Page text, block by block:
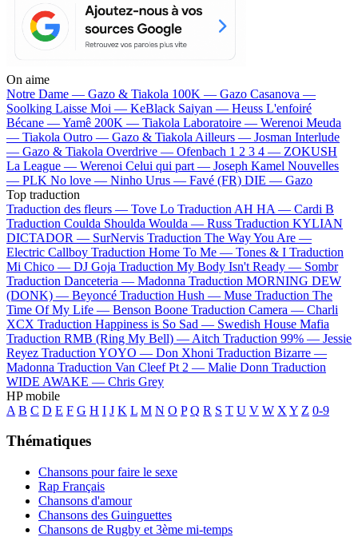
On aime
Notre Dame — Gazo & Tiakola 100K — Gazo Casanova —
Soolking Laisse Moi — KeBlack Saiyan — Heuss L'enfoiré
Bécane —Yamê 200K — Tiakola Laboratoire — Werenoi Meuda
— Tiakola Outro — Gazo & Tiakola Ailleurs — Josman Interlude
— Gazo & Tiakola Overdrive — Ofenbach 1 2 3 4 — ZOKUSH
La League — Werenoi Celui qui part — Joseph Kamel Nouvelles
— PLK No love — Ninho Urus — Favé (FR) DIE — Gazo
Top traduction
Traduction des fleurs — Tove Lo Traduction AH HA — Cardi B
Traduction Coulda Shoulda Woulda — Russ Traduction KYLIAN
DICTADOR — SurNervis Traduction The Way You Are —
Electric Callboy Traduction Home To Me — Tones & I Traduction
Mi Chico — DJ Goja Traduction My Body Isn't Ready — Sombr
Traduction Danceteria — Madonna Traduction MORNING DEW
(DONK) — Beyoncé Traduction Hush — Muse Traduction The
Time Of My Life — Benson Boone Traduction Camera — Charli
XCX Traduction Happiness is So Sad — Swedish House Mafia
Traduction RMB (Ring My Bell) — Aitch Traduction 99% — Jessie
Reyez Traduction YOYO — Don Xhoni Traduction Bizarre —
Madonna Traduction Van Cleef Pt 2 — Malie Donn Traduction
WIDE AWAKE — Chris Grey
HP mobile
A B C D E F G H I J K L M N O P Q R S T U V W X Y Z 0-9
Thématiques
Chansons pour faire le sexe
Rap Français
Chansons d'amour
Chansons des Guinguettes
Chansons de Rugby et 3ème mi-temps